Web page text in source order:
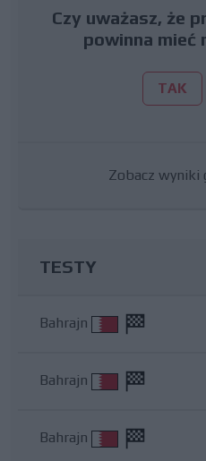
Czy uważasz, że
powinna mieć
TAK
Zobacz wyniki
TESTY
Bahrajn
Bahrajn
Bahrajn